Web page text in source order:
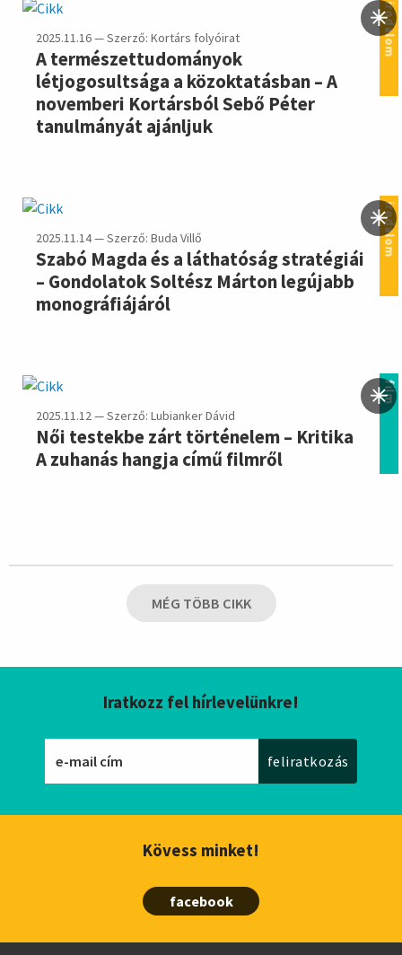
irodalom
2025.11.16 — Szerző: Kortárs folyóirat
A természettudományok
létjogosultsága a közoktatásban – A
novemberi Kortársból Sebő Péter
tanulmányát ajánljuk
irodalom
2025.11.14 — Szerző: Buda Villő
Szabó Magda és a láthatóság stratégiái
– Gondolatok Soltész Márton legújabb
monográfiájáról
film
2025.11.12 — Szerző: Lubianker Dávid
Női testekbe zárt történelem – Kritika
A zuhanás hangja című filmről
MÉG TÖBB CIKK
Iratkozz fel hírlevelünkre!
Kövess minket!
facebook